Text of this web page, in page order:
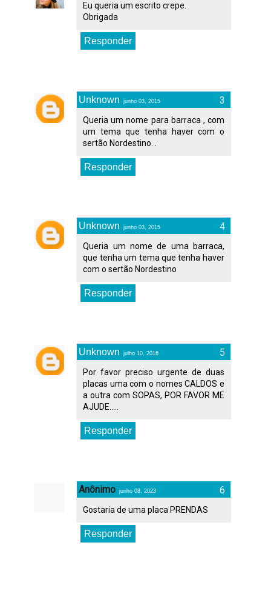
Eu queria um escrito crepe.
Obrigada
Responder
Unknown junho 03, 2015
Queria um nome para barraca , com
um tema que tenha haver com o
sertão Nordestino. .
Responder
Unknown junho 03, 2015
Queria um nome de uma barraca,
que tenha um tema que tenha haver
com o sertão Nordestino
Responder
Unknown julho 10, 2016
Por favor preciso urgente de duas
placas uma com o nomes CALDOS e
a outra com SOPAS, POR FAVOR ME
AJUDE.....
Responder
Anônimo junho 08, 2023
Gostaria de uma placa PRENDAS
Responder